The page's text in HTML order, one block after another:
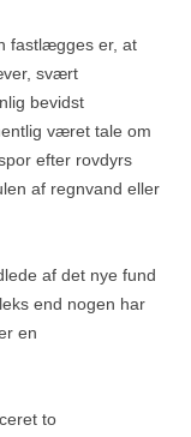
fastlægges er, at
svært
bevidst
været tale om
efter rovdyrs
af regnvand eller
af det nye fund
end nogen har
en
to